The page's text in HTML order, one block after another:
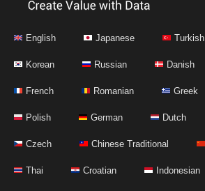
English Japanese Turkish
Korean Russian Danish
French Romanian Greek
Polish German Dutch
Czech Chinese Traditional
Thai Croatian Indonesian